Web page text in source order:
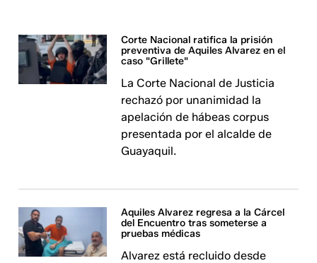
Corte Nacional ratifica la prisión
preventiva de Aquiles Alvarez en el
caso "Grillete"
La Corte Nacional de Justicia
rechazó por unanimidad la
apelación de hábeas corpus
presentada por el alcalde de
Guayaquil.
Aquiles Alvarez regresa a la Cárcel
del Encuentro tras someterse a
pruebas médicas
Alvarez está recluido desde